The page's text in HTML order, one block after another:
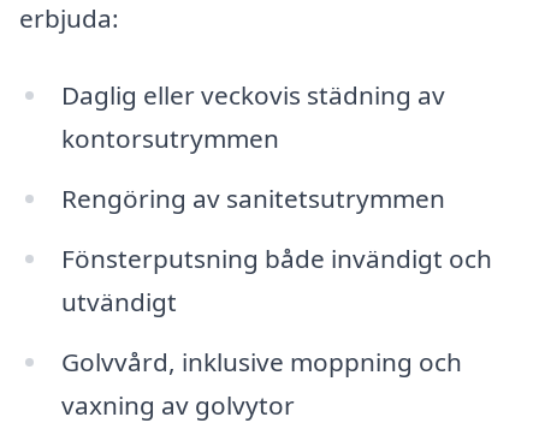
erbjuda:
Daglig eller veckovis städning av
kontorsutrymmen
Rengöring av sanitetsutrymmen
Fönsterputsning både invändigt och
utvändigt
Golvvård, inklusive moppning och
vaxning av golvytor